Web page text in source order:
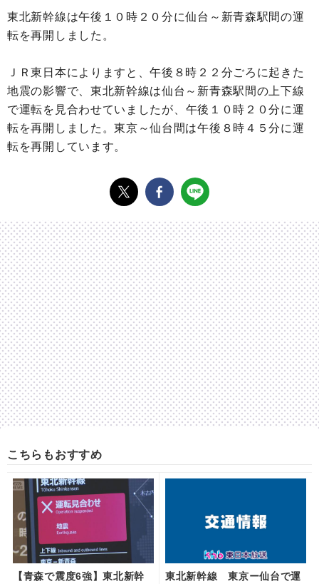
東北新幹線は午後１０時２０分に仙台～新青森駅間の運
転を再開しました。
ＪＲ東日本によりますと、午後８時２２分ごろに起きた
地震の影響で、東北新幹線は仙台～新青森駅間の上下線
で運転を見合わせていましたが、 午後１０時２０分に運
転を再開しました。東京～仙台間は午後８時４５分に運
転を再開しています。
こちらもおすすめ
【青森で震度6強】東北新幹
東北新幹線 東京ー仙台で運